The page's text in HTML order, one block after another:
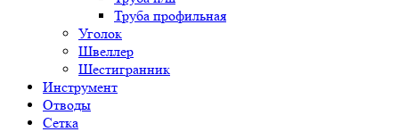
Труба профильная
Уголок
Швеллер
Шестигранник
Инструмент
Отводы
Сетка